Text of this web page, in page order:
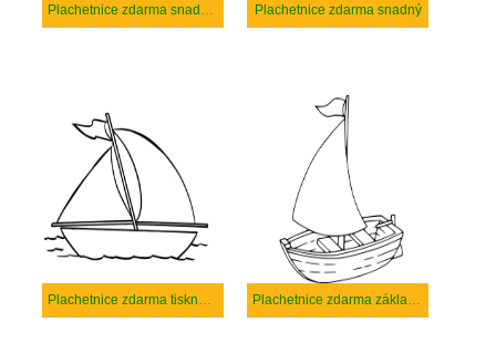
Plachetnice zdarma snadný tisknutelné Plachetnice zdarma snadný
Plachetnice zdarma tisknutelné pro děti Plachetnice zdarma základní tisknutelné